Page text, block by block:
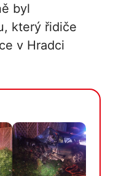
byl
který řidiče
v Hradci